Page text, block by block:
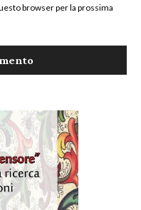
browser per la prossima